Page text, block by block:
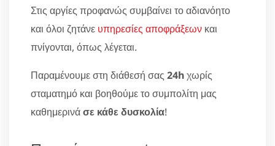
Στις αργίες προφανώς συμβαίνει το αδιανόητο
και όλοι ζητάνε υπηρεσίες αποφράξεων και
πνίγονται, όπως λέγεται.
Παραμένουμε στη διάθεσή σας 24hχωρίς
σταματημό και βοηθούμε το συμπολίτη μας
καθημερινάσε κάθε δυσκολία!